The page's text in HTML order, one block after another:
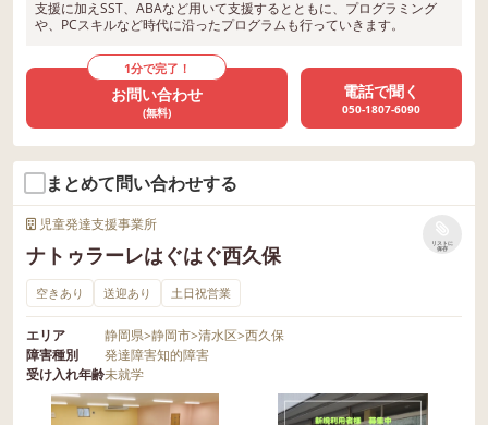
支援に加えSST、ABAなど用いて支援するとともに、プログラミング
や、PCスキルなど時代に沿ったプログラムも行っていきます。
1分で完了！
お問い合わせ
(無料)
電話で聞く
050-1807-6090
まとめて問い合わせする
児童発達支援事業所
ナトゥラーレはぐはぐ西久保
リストに
保存
空きあり 送迎あり 土日祝営業
エリア 静岡県>静岡市>清水区>西久保
障害種別
発達障害知的障害
受け入れ年齢未就学